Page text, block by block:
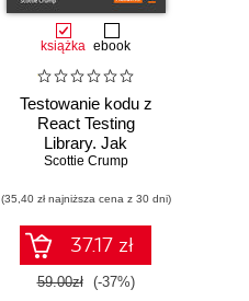
książka ebook
Testowanie kodu z
React Testing
Library. Jak
tworzyć testy,
w utrzymaniu i
modyfikacji
Scottie Crump
(35,40 zł najniższa cena z 30 dni)
37.17 zł
59.00zł (-37%)